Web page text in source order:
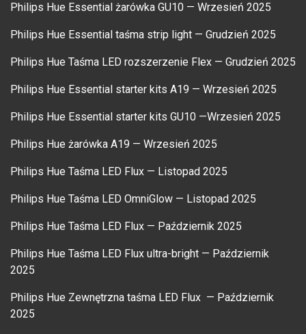
Philips Hue Essential żarówka GU10 — Wrzesień 2025
Philips Hue Essential taśma strip light — Grudzień 2025
Philips Hue Taśma LED rozszerzenie Flex — Grudzień 2025
Philips Hue Essential starter kits A19 — Wrzesień 2025
Philips Hue Essential starter kits GU10 —Wrzesień 2025
Philips Hue żarówka A19 — Wrzesień 2025
Philips Hue Taśma LED Flux — Listopad 2025
Philips Hue Taśma LED OmniGlow — Listopad 2025
Philips Hue Taśma LED Flux — Październik 2025
Philips Hue Taśma LED Flux ultra-bright — Październik
2025
Philips Hue Zewnętrzna taśma LED Flux — Październik
2025